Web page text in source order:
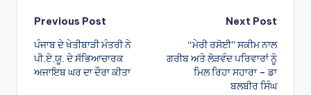
Post
navigation
Previous Post
ਪੰਜਾਬ ਦੇ ਖੇਤੀਬਾੜੀ ਮੰਤਰੀ ਨੇ
ਪੀ.ਏ.ਯੂ. ਦੇ ਸੱਭਿਆਚਾਰਕ
ਅਜਾਇਬ ਘਰ ਦਾ ਦੌਰਾ ਕੀਤਾ
Next Post
“ਮੇਰੀ ਰਸੋਈ” ਸਕੀਮ ਨਾਲ
ਗਰੀਬ ਅਤੇ ਲੋੜਵੰਦ ਪਰਿਵਾਰਾਂ ਨੂੰ
ਮਿਲ ਰਿਹਾ ਸਹਾਰਾ – ਡਾ
ਬਲਬੀਰ ਸਿੰਘ